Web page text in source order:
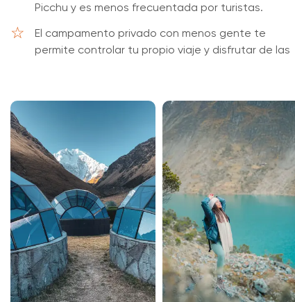
Picchu y es menos frecuentada por turistas.
El campamento privado con menos gente te
permite controlar tu propio viaje y disfrutar de las